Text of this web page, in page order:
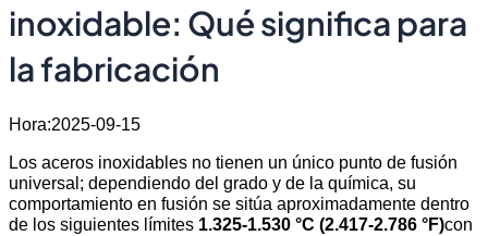
inoxidable: Qué significa para
la fabricación
Hora:2025-09-15
Los aceros inoxidables no tienen un único punto de fusión
universal; dependiendo del grado y de la química, su
comportamiento en fusión se sitúa aproximadamente dentro
de los siguientes límites 1.325-1.530 °C (2.417-2.786 °F)con